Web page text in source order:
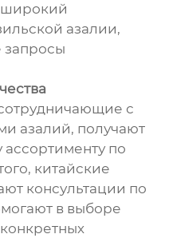
широкий
азалии,
запросы
с
азалий, получают
ассортименту по
китайские
консультации по
в выборе